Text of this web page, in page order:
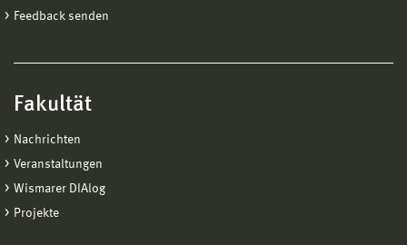
Feedback senden
Fakultät
Nachrichten
Veranstaltungen
Wismarer DIAlog
Projekte